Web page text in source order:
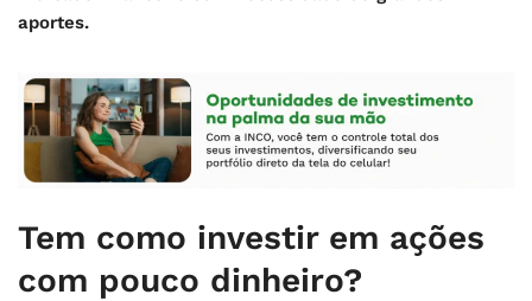
aportes.
Tem como investir em ações
com pouco dinheiro?